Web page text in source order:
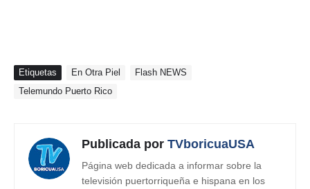
Etiquetas En Otra Piel
Flash NEWS
Telemundo Puerto Rico
Publicada por TVboricuaUSA
Página web dedicada a informar sobre la
televisión puertorriqueña e hispana en los